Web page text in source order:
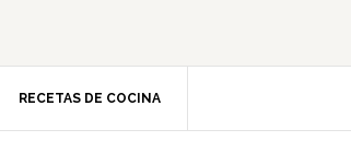
RECETAS DE COCINA